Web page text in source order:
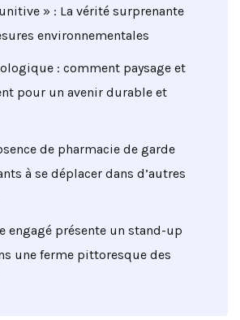
» : La vérité surprenante
environnementales
: comment paysage et
pour un avenir durable et
de pharmacie de garde
à se déplacer dans d’autres
engagé présente un stand-up
une ferme pittoresque des